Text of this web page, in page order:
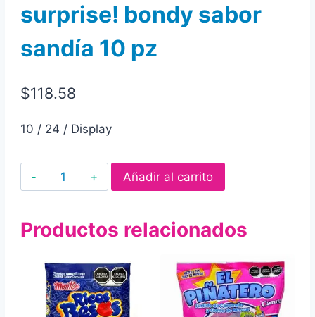
surprise! bondy sabor
sandía 10 pz
$118.58
10 / 24 / Display
Dulce
en
lol
bondy
sabor
sandía
Añadir al carrito
Productos relacionados